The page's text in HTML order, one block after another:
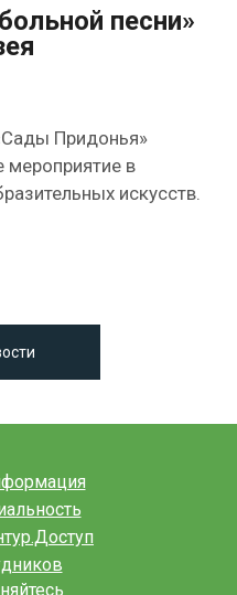
песни»
Придонья»
мероприятие в
искусств.